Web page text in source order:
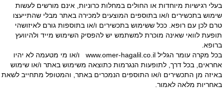
בעלי רגישיות מיוחדות או החולים במחלות כרוניות, אינם מורשים לעשות
שימוש בתכשירים ו/או בתוספים המוצעים למכירה באתר מבלי שהתייעצו
טרם לכן עם רופא. ככל ששימוש בתכשירים ו/או בתוספות גורם לאיזושהי
תופעת לוואי שאינה מוכרת למשתמש יש להפסיק השימוש מייד ולהיוועץ
ברופא.
בכל מקרה עומר הגליל www.omer-hagalil.co.il ו/או מי מטעמה לא יהיו
אחראים, בכל דרך, לתופעות הנגרמות כתוצאה משימוש באתר ו/או שימוש
באיזה מן התכשירים ו/או התוספים הנמכרים באתר, והמטופל מתחייב לשאת
באחריות מלאה לאמור.